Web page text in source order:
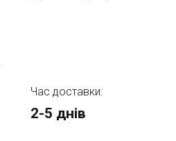
Час доставки:
2-5 днів